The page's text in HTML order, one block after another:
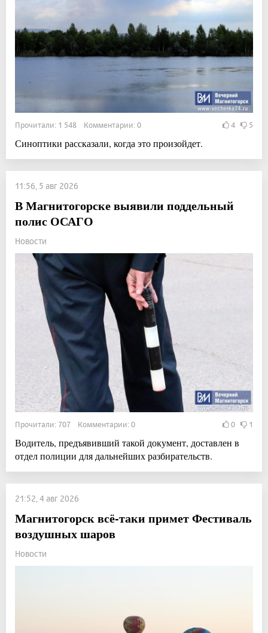
Прочитали: 1 548 Комментарии: 0 4 5
Синоптики рассказали, когда это произойдет.
11:56, 5 авг 2026
В Магнитогорске выявили поддельный
полис ОСАГО
Новости
Прочитали: 707 Комментарии: 0 0 1
Водитель, предъявивший такой документ, доставлен в
отдел полиции для дальнейших разбирательств.
21:52, 4 авг 2026
Магнитогорск всё-таки примет Фестиваль
воздушных шаров
Новости